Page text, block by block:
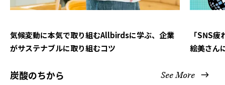
気候変動に本気で取り組むAllbirdsに学ぶ、企業
がサステナブルに取り組むコツ
「SNS
絵美さん
炭酸のちから See More